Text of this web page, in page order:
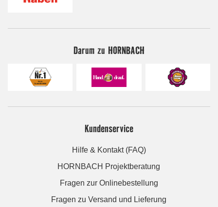
Darum zu HORNBACH
Kundenservice
Hilfe & Kontakt (FAQ)
HORNBACH Projektberatung
Fragen zur Onlinebestellung
Fragen zu Versand und Lieferung